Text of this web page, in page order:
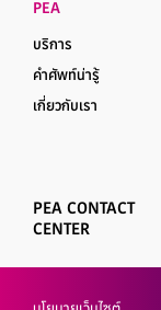
PEA
บริการ
คำศัพท์น่ารู้
เกี่ยวกับเรา
PEA CONTACT
CENTER